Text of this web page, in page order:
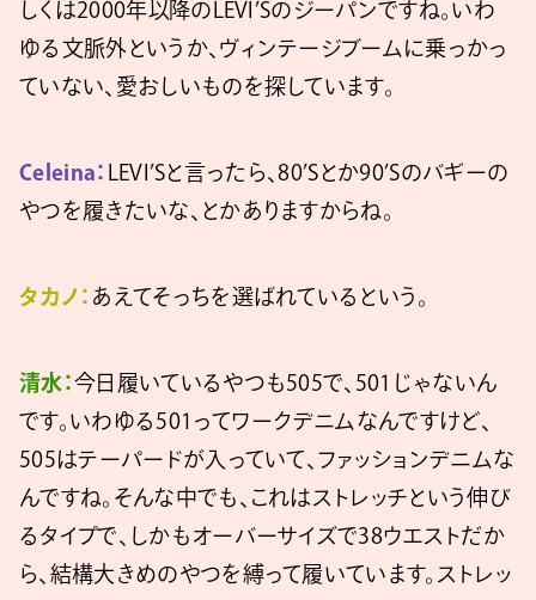
しくは2000年以降のLEVI’Sのジーパンですね。いわ
ゆる文脈外というか、ヴィンテージブームに乗っかっ
ていない、愛おしいものを探しています。
Celeina：
LEVI’Sと言ったら、80’Sとか90’Sのバギーの
やつを履きたいな、とかありますからね。
タカノ： あえてそっちを選ばれているという。
清水：今日履いているやつも505で、501じゃないん
です。いわゆる501ってワークデニムなんですけど、
505はテーパードが入っていて、ファッションデニムな
んですね。そんな中でも、これはストレッチという伸び
るタイプで、しかもオーバーサイズで38ウエストだか
ら、結構大きめのやつを縛って履いています。ストレッ